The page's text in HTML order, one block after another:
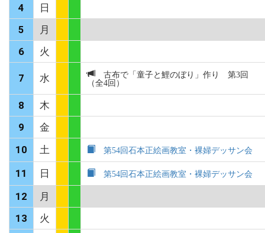
4
日
5
月
6
火
7 水
古布で「童子と鯉のぼり」作り 第3回
（全4回）
8
木
9
金
10
土 第54回石本正絵画教室・裸婦デッサン会
11 日 第54回石本正絵画教室・裸婦デッサン会
12
月
13
火